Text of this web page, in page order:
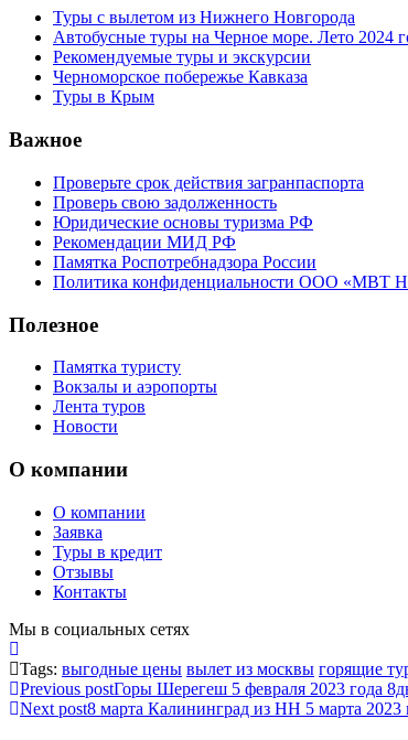
Туры с вылетом из Нижнего Новгорода
Автобусные туры на Черное море. Лето 2024
Рекомендуемые туры и экскурсии
Черноморское побережье Кавказа
Туры в Крым
Важное
Проверьте срок действия загранпаспорта
Проверь свою задолженность
Юридические основы туризма РФ
Рекомендации МИД РФ
Памятка Роспотребнадзора России
Политика конфиденциальности ООО «МВТ
Полезное
Памятка туристу
Вокзалы и аэропорты
Лента туров
Новости
О компании
О компании
Заявка
Туры в кредит
Отзывы
Контакты
Мы в социальных сетях
Tags: выгодные цены вылет из москвы горящие
Previous postГоры Шерегеш 5 февраля 2023 года
Next post8 марта Калининград из НН 5 марта 2023